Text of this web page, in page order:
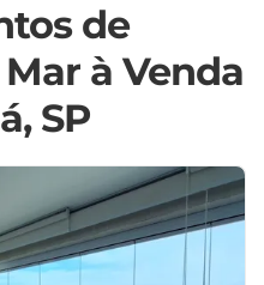
de
à Venda
SP